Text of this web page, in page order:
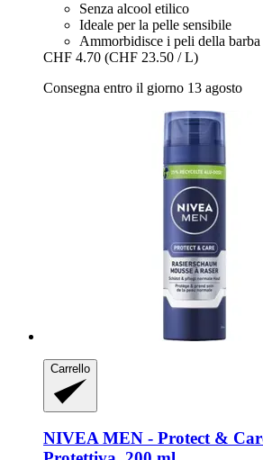
Senza alcool etilico
Ideale per la pelle sensibile
Ammorbidisce i peli della barba
CHF 4.70 (CHF 23.50 / L)
Consegna entro il giorno 13 agosto
Carrello
NIVEAMEN -​ Protect &